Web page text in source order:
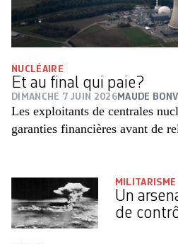
NUCLÉAIRE
Et au final qui paie?
DIMANCHE 7 JUIN 2026 MAUDE
Les exploitants de centrales
garanties financières avant de
MILITARISME
Un
de